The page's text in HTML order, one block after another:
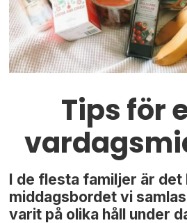
Tips för
I de flesta familjer är det
middagsbordet vi
varit på olika håll under